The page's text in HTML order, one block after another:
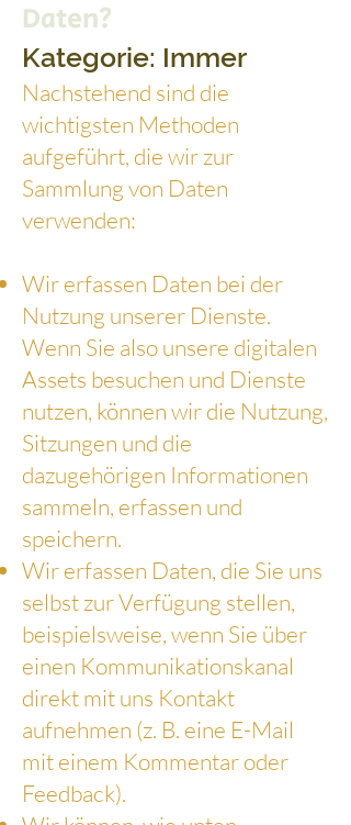
Daten?
Kategorie: Immer
Nachstehend sind die
wichtigsten Methoden
aufgeführt, die wir zur
Sammlung von Daten
verwenden:
Wir erfassen Daten bei der
Nutzung unserer Dienste.
Wenn Sie also unsere digitalen
Assets besuchen und Dienste
nutzen, können wir die Nutzung,
Sitzungen und die
dazugehörigen Informationen
sammeln, erfassen und
speichern.
Wir erfassen Daten, die Sie uns
selbst zur Verfügung stellen,
beispielsweise, wenn Sie über
einen Kommunikationskanal
direkt mit uns Kontakt
aufnehmen (z. B. eine E-Mail
mit einem Kommentar oder
Feedback).